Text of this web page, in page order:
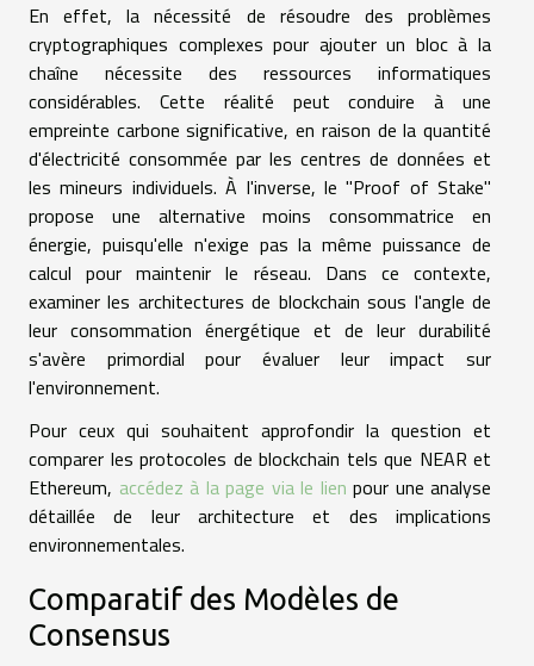
En effet, la nécessité de résoudre des problèmes
cryptographiques complexes pour ajouter un bloc à la
chaîne nécessite des ressources informatiques
considérables. Cette réalité peut conduire à une
empreinte carbone significative, en raison de la quantité
d'électricité consommée par les centres de données et
les mineurs individuels. À l'inverse, le "Proof of Stake"
propose une alternative moins consommatrice en
énergie, puisqu'elle n'exige pas la même puissance de
calcul pour maintenir le réseau. Dans ce contexte,
examiner les architectures de blockchain sous l'angle de
leur consommation énergétique et de leur durabilité
s'avère primordial pour évaluer leur impact sur
l'environnement.
Pour ceux qui souhaitent approfondir la question et
comparer les protocoles de blockchain tels que NEAR et
Ethereum, accédez à la page via le lien pour une analyse
détaillée de leur architecture et des implications
environnementales.
Comparatif des Modèles de
Consensus